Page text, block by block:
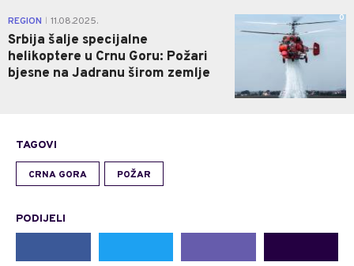
REGION 11.08.2025.
Srbija šalje specijalne
helikoptere u Crnu Goru: Požari
bjesne na Jadranu širom zemlje
0
TAGOVI
CRNA GORA POŽAR
PODIJELI